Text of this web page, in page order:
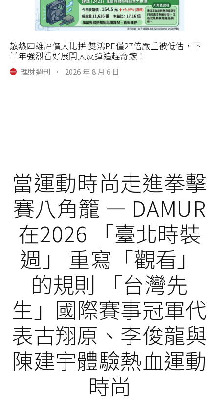
散熱四雄評價大比拼 雙鴻PE僅27倍嚴重被低估，下
半年強烈看好展開大反彈追趕奇鋐！
理財週刊 · 2026 年 8 月 6 日
當運動時尚走進拳擊
賽八角籠 — DAMUR
在2026 「臺北時裝
週」 重寫「觀看」
的規則 「台灣先
生」國際賽事冠軍代
表古翔原、李俊龍與
陳建宇體驗熱血運動
時尚